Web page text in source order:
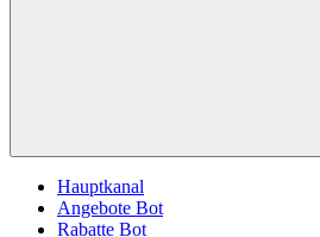
Hauptkanal
Angebote Bot
Rabatte Bot